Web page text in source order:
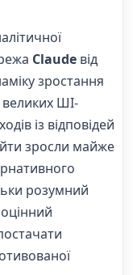
Claude від
зростання
великих ШІ-
із відповідей
зросли майже
розумний